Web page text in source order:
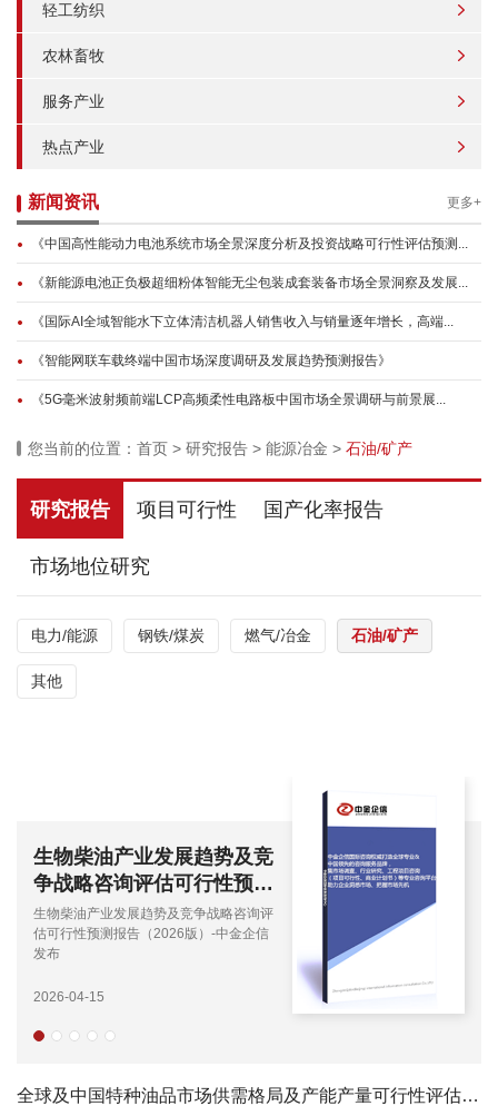
轻工纺织
农林畜牧
服务产业
热点产业
新闻资讯 更多+
《中国高性能动力电池系统市场全景深度分析及投资战略可行性评估预测...
《新能源电池正负极超细粉体智能无尘包装成套装备市场全景洞察及发展...
《国际AI全域智能水下立体清洁机器人销售收入与销量逐年增长，高端...
《智能网联车载终端中国市场深度调研及发展趋势预测报告》
《5G毫米波射频前端LCP高频柔性电路板中国市场全景调研与前景展...
您当前的位置： 首页 > 研究报告 > 能源冶金 > 石油/矿产
研究报告 项目可行性 国产化率报告
市场地位研究
电力/能源 钢铁/煤炭 燃气/冶金 石油/矿产
其他
钼产业发展趋势及竞争战略
咨询评估可行性预测报告
（2026版）-中金企信发布
钼产业发展趋势及竞争战略咨询评估可行
性预测报告（2026版）-中金企信发布
2026-03-05
全球及中国特种油品市场供需格局及产能产量可行性评估预测报告（2025版）-中金企信发布